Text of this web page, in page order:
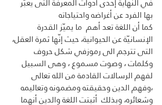
بها الفرد عن أغراضه واحتياجاته
كما أن اللغة تعد أهم  ما يميّز القدرة
الإنسانيّة عن الحيوانية، حيث إنّها ثمرة العقل،
التى تترجم الى رموزفي شكل حروف
وكلمات ، وصوت مسموع ، وهى السبيل
لفهم الرسالات القادمة من الله تعالى
،وفهم الدين وحقيقته ومضمونه وتعاليمه
وشعائره، وبذلك  أثبتت اللغة والدين أنهما